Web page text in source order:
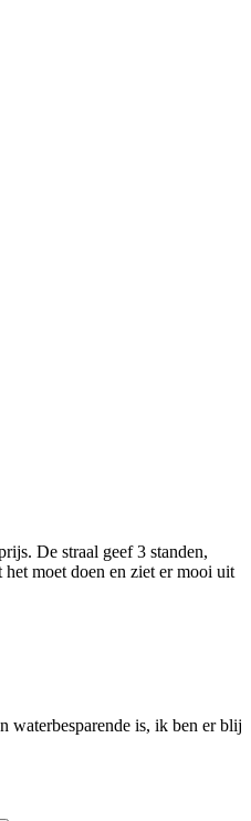
De straal geef 3 standen,
moet doen en ziet er mooi uit
waterbesparende is, ik ben er blij